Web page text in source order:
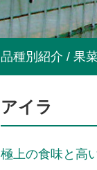
品種別紹介 / 果
アイラ
極上の食味と高